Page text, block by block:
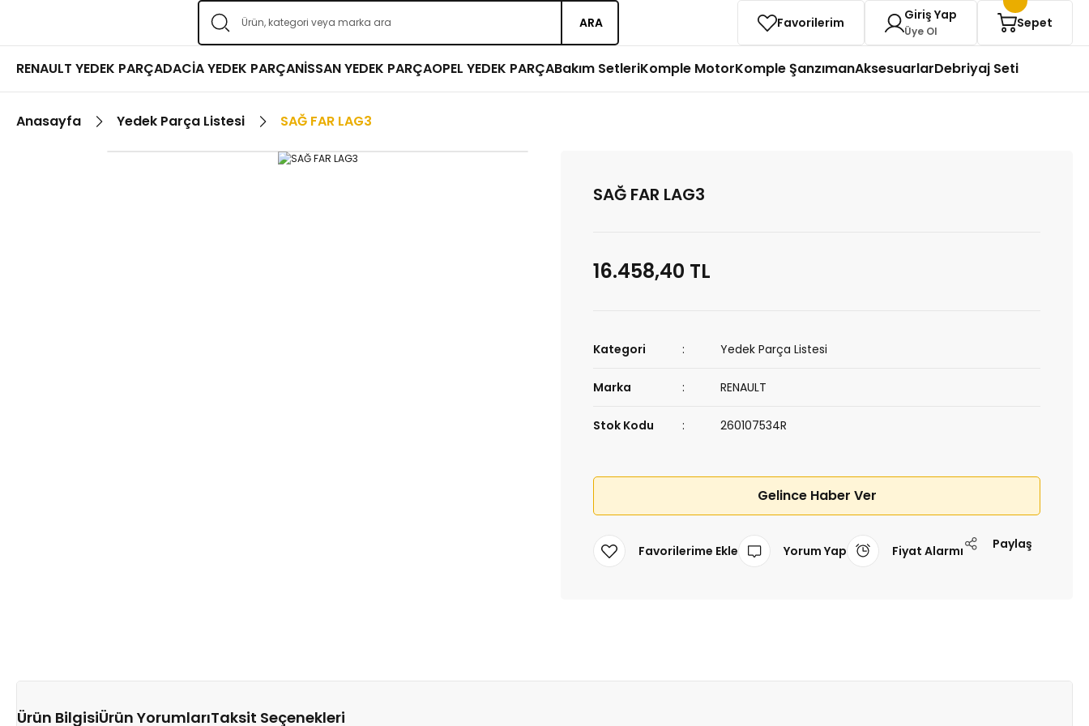
ARA Favorilerim Giriş Yap
Üye Ol
Sepet
RENAULT YEDEK PARÇADACİA YEDEK PARÇANİSSAN YEDEK PARÇAOPEL YEDEK PARÇABakım SetleriKomple MotorKomple ŞanzımanAksesuarlarDebriyaj Seti
Anasayfa Yedek Parça Listesi SAĞ FAR LAG3
SAĞ FAR LAG3
16.458,40 TL
Kategori Yedek Parça Listesi
Marka RENAULT
Stok Kodu 260107534R
Gelince Haber Ver
Yorum Yap Fiyat Alarmı Paylaş
Ürün BilgisiÜrün YorumlarıTaksit Seçenekleri